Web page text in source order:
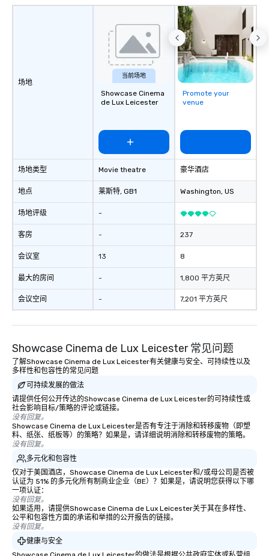
We’re proud to be
Cvent Top Vendor,
professionals for our
flexibility, and reliable
场地
场地类型
地点
场地评级
客房
会议室
最大的房间
会议空间
当前场地
Showcase Cinema
de Lux Leicester
Movie theatre
莱斯特, GB1
-
-
13
-
-
Promote your
venue
豪华酒店
Washington, US
237
8
1,800 平方英尺
7,201 平方英尺
Showcase Cinema de Lux Leicester 常见问题
了解Showcase Cinema de Lux Leicester有关健康与安全、可持续性以及
多样性和包容性的常见问题
可持续发展的做法
请提供任何公开传达的Showcase Cinema de Lux Leicester的可持续性或
社会影响目标/策略的评论或链接。
没有回复。
Showcase Cinema de Lux Leicester是否有专注于消除和转移废物（即塑
料、纸张、纸板等）的策略？如果是，请详细说明消除和转移废物的策略。
没有回复。
多元化和包容性
仅对于美国酒店，Showcase Cinema de Lux Leicester和/或母公司是否被
认证为 51% 的多元化所有制商业企业（BE）？如果是，请说明您获得以下哪
一项认证：
没有回复。
如果适用，请提供Showcase Cinema de Lux Leicester关于其在多样性、
公平和包容性方面的承诺和举措的公开报告的链接。
没有回复。
健康与安全